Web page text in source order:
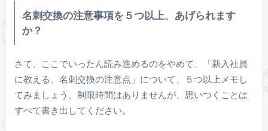
名刺交換の注意事項を５つ以上、あげられます
か？
さて、ここでいったん読み進めるのをやめて、「新入社員
に教える、名刺交換の注意点」について、５つ以上メモし
てみましょう。制限時間はありませんが、思いつくことは
すべて書き出してください。